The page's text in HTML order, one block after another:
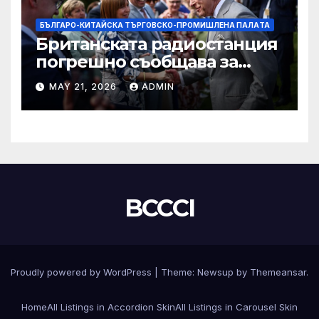
БЪЛГАРО-КИТАЙСКА ТЪРГОВСКО-ПРОМИШЛЕНА ПАЛAТА
Британската радиостанция
погрешно съобщава за
смъртта на крал Чарлз
MAY 21, 2026 ADMIN
BCCCI
Proudly powered by WordPress Theme: Newsup by Themeansar.
HomeAll Listings in Accordion SkinAll Listings in Carousel Skin